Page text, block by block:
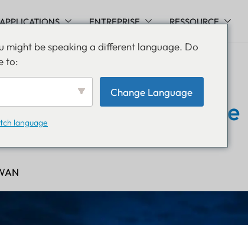
ENTREPRISE RESSOURCE
: la limite
l’évolutivité de
IoT
might be speaking a different language. Do
to:
Change Language
language